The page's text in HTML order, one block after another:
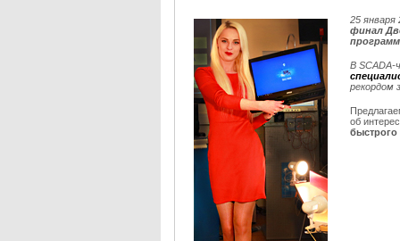
25 января
финал
В SCADA-
рекордом
об
быстрого